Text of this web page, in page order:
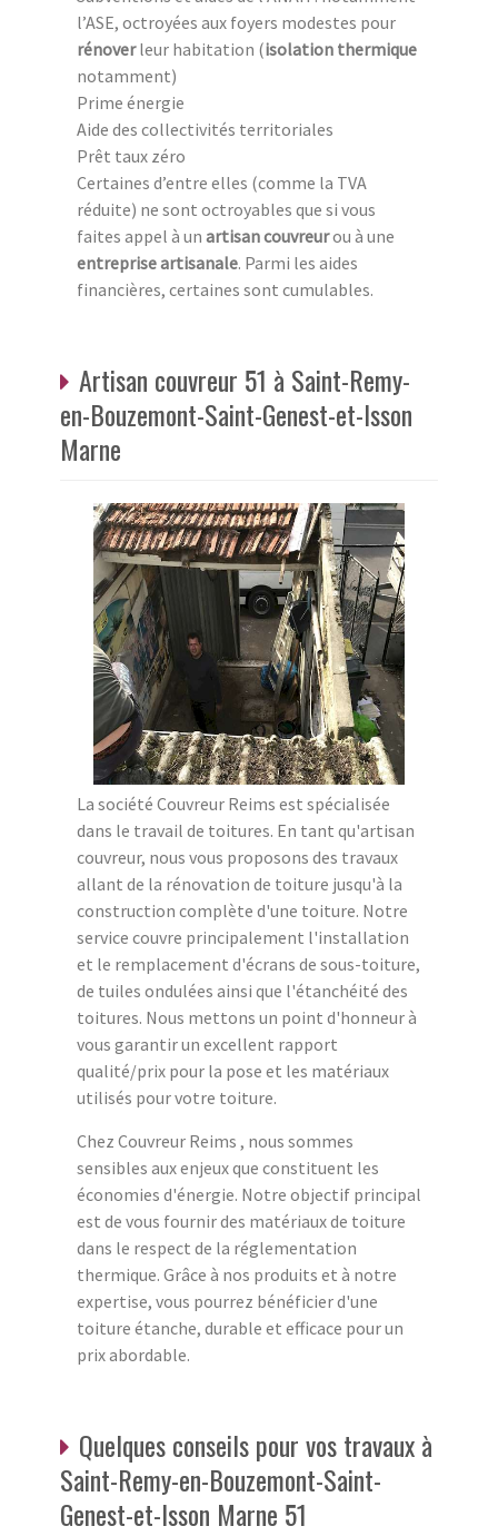
l’ASE, octroyées aux foyers modestes pour
rénoverleur habitation (isolation thermique
notamment)
Prime énergie
Aide des collectivités territoriales
Prêt taux zéro
Certaines d’entre elles (comme la TVA
réduite) ne sont octroyables que si vous
faites appel à un artisan couvreurou à une
entreprise artisanale. Parmi les aides
financières, certaines sont cumulables.
Artisan couvreur 51 à Saint-Remy-
en-Bouzemont-Saint-Genest-et-Isson
Marne
La société Couvreur Reims est spécialisée
dans le travail de toitures. En tant qu'artisan
couvreur, nous vous proposons des travaux
allant de la rénovation de toiture jusqu'à la
construction complète d'une toiture. Notre
service couvre principalement l'installation
et le remplacement d'écrans de sous-toiture,
de tuiles ondulées ainsi que l'étanchéité des
toitures. Nous mettons un point d'honneur à
vous garantir un excellent rapport
qualité/prix pour la pose et les matériaux
utilisés pour votre toiture.
Chez Couvreur Reims , nous sommes
sensibles aux enjeux que constituent les
économies d'énergie. Notre objectif principal
est de vous fournir des matériaux de toiture
dans le respect de la réglementation
thermique. Grâce à nos produits et à notre
expertise, vous pourrez bénéficier d'une
toiture étanche, durable et efficace pour un
prix abordable.
Quelques conseils pour vos travaux à
Saint-Remy-en-Bouzemont-Saint-
Genest-et-Isson Marne 51